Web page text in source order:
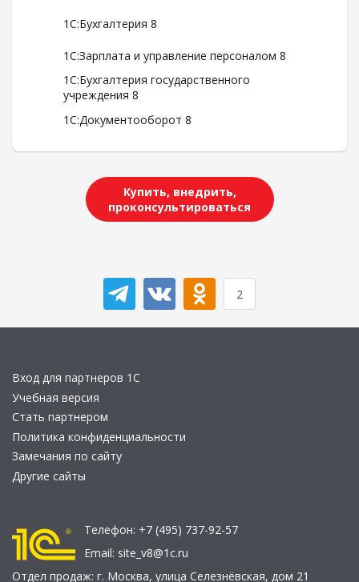
1С:Бухгалтерия 8
1С:Зарплата и управление персоналом 8
1С:Бухгалтерия государственного
учреждения 8
1С:Документооборот 8
Купить, внедрить,
проконсультироваться
2
Вход для партнеров 1С
Учебная версия
Стать партнером
Политика конфиденциальности
Замечания по сайту
Другие сайты
Телефон: +7 (495) 737-92-57
Email: site_v8@1c.ru
Отдел продаж: г. Москва, улица Селезнёвская, дом 21